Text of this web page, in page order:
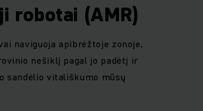
robotai (AMR)
naviguoja apibrėžtoje zonoje,
nešiklį pagal jo padėtį ir
sandėlio vitališkumo mūsų